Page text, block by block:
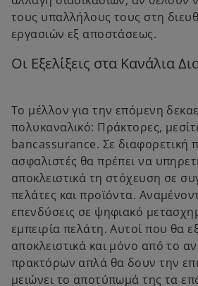
τους υπαλλήλους τους στη
εργασιών εξ αποστάσεως.
Οι Εξελίξεις στα Κανάλια
Το μέλλον για την επόμενη
πολυκαναλικό: Πράκτορες,
bancassurance. Σε διαφορετική
ασφαλιστές θα πρέπει να
αποκλειστικά τη στόχευση σε
πελάτες και προϊόντα.
επενδύσεις σε ψηφιακό
εμπειρία πελάτη. Αυτοί που θα
αποκλειστικά και μόνο από το
πρακτόρων απλά θα δουν την
μειώνει το αποτύπωμά της τα
o
p